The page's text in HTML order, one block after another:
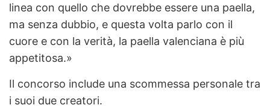
linea con quello che dovrebbe essere una paella,
ma senza dubbio, e questa volta parlo con il
cuore e con la verità, la paella valenciana è più
appetitosa.»
Il concorso include una scommessa personale tra
i suoi due creatori.